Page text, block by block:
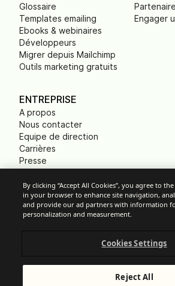
Glossaire
Templates emailing
Ebooks & webinaires
Développeurs
Migrer depuis Mailchimp
Outils marketing gratuits
Engager
ENTREPRISE
A propos
Nous contacter
Equipe de direction
Carrières
Presse
Empreinte carbone
ONG
Paramètres des cookies
Protection des données
Conditions Générales de Services
By clicking “Accept All Cookies”, you agree to
in your browser to enhance site navigation,
and provide our ad partners with information
personalization and measurement.
Cookies Settings
Reject All